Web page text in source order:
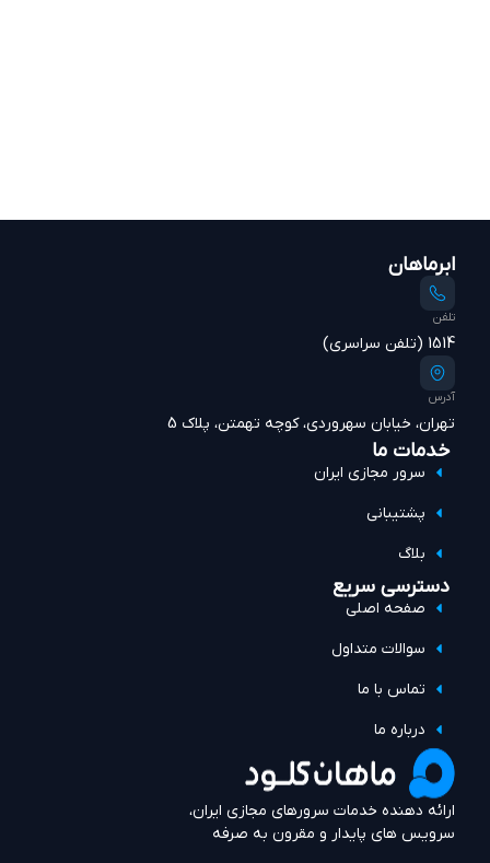
ارائه دهنده خدمات سرورهای مجازی ایران،
سرویس های پایدار و مقرون به صرفه
دسترسی سریع
صفحه اصلی
سوالات متداول
تماس با ما
درباره ما
خدمات ما
سرور مجازی ایران
پشتیبانی
بلاگ
ابرماهان
تلفن
1514 (تلفن سراسری)
آدرس
تهران، خیابان سهروردی، کوچه تهمتن، پلاک 5